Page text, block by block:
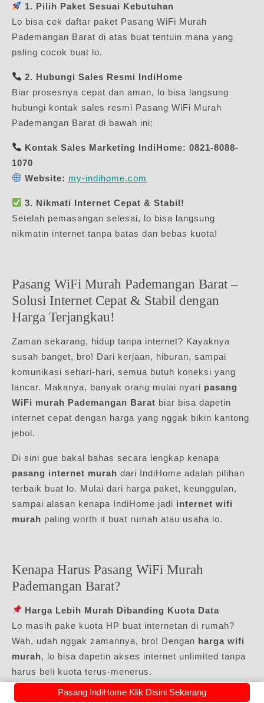
1. Pilih Paket Sesuai Kebutuhan
Lo bisa cek daftar paket Pasang WiFi Murah
Pademangan Barat di atas buat tentuin mana yang
paling cocok buat lo.
2. Hubungi Sales Resmi IndiHome
Biar prosesnya cepat dan aman, lo bisa langsung
hubungi kontak sales resmi Pasang WiFi Murah
Pademangan Barat di bawah ini:
Kontak Sales Marketing IndiHome: 0821-8088-
1070
Website: my-indihome.com
3. Nikmati Internet Cepat & Stabil!
Setelah pemasangan selesai, lo bisa langsung
nikmatin internet tanpa batas dan bebas kuota!
Pasang WiFi Murah Pademangan Barat –
Solusi Internet Cepat & Stabil dengan
Harga Terjangkau!
Zaman sekarang, hidup tanpa internet? Kayaknya
susah banget, bro! Dari kerjaan, hiburan, sampai
komunikasi sehari-hari, semua butuh koneksi yang
lancar. Makanya, banyak orang mulai nyari pasang
WiFi murah Pademangan Barat biar bisa dapetin
internet cepat dengan harga yang nggak bikin kantong
jebol.
Di sini gue bakal bahas secara lengkap kenapa
pasang internet murah dari IndiHome adalah pilihan
terbaik buat lo. Mulai dari harga paket, keunggulan,
sampai alasan kenapa IndiHome jadi internet wifi
murah paling worth it buat rumah atau usaha lo.
Kenapa Harus Pasang WiFi Murah
Pademangan Barat?
Harga Lebih Murah Dibanding Kuota Data
Lo masih pake kuota HP buat internetan di rumah?
Wah, udah nggak zamannya, bro! Dengan harga wifi
murah, lo bisa dapetin akses internet unlimited tanpa
harus beli kuota terus-menerus.
Pilihan Paket Lengkap Sesuai Kebutuhan
Pasang IndiHome Klik Disini Sekarang